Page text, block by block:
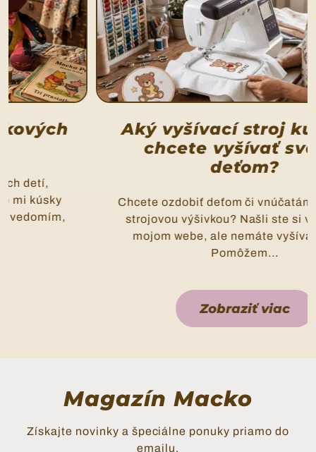
Aký vyšívací stroj kúpiť ak
chcete vyšívať svojim
Chcete ozdobiť deťom či vnúčatám oblečenie
strojovou výšivkou? Našli ste si výšivku na
mojom webe, ale nemáte vyšívací stroj?
Zobraziť viac
Magazín Macko
Získajte novinky a špeciálne ponuky priamo do
emailu.